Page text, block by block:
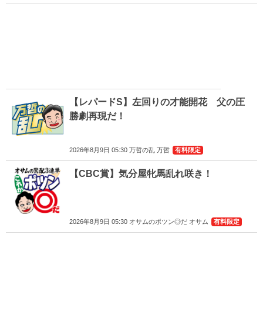
【レパードS】左回りの才能開花 父の圧
勝劇再現だ！
2026年8月9日 05:30 万哲の乱 万哲 有料限定
【CBC賞】気分屋牝馬乱れ咲き！
2026年8月9日 05:30 オサムのポツン◎だ オサム 有料限定